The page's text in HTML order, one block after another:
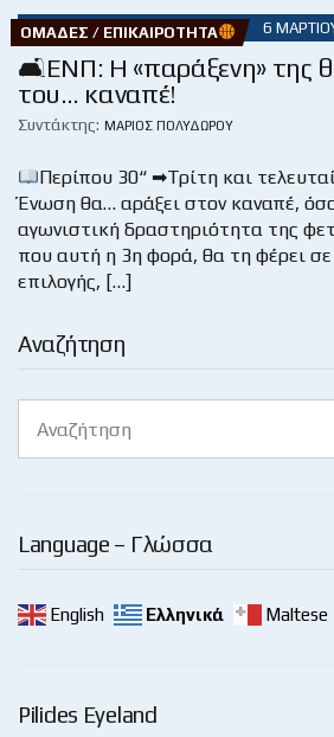
Αναζήτηση
for:
Language – Γλώσσα
English Ελληνικά Maltese
Pilides Eyeland
ΟΜΆΔΕΣ / ΕΠΙΚΑΙΡΌΤΗΤΑ 6
🛋ΕΝΠ: Η «παράξενη» της
του… καναπέ!
Συντάκτης: ΜΆΡΙΟΣ ΠΟΛΥΔΏΡΟΥ
Περίπου 30“ ➡Τρίτη και
Ένωση θα… αράξει στον καναπέ,
αγωνιστική δραστηριότητα της
που αυτή η 3η φορά, θα τη φέρει
επιλογής, […]